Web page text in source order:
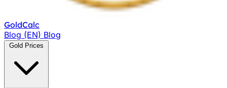
GoldCalc
Blog (EN) Blog
Gold Prices